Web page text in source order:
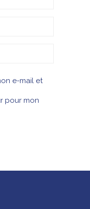
e-mail et
pour mon